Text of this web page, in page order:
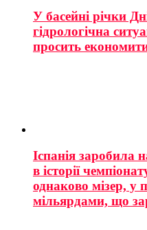
У басейні річки
гідрологічна
просить
Іспанія заробила
в історії
однаково мізер, у
мільярдами, що